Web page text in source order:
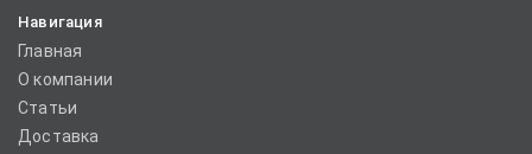
Навигация
Главная
О компании
Статьи
Доставка